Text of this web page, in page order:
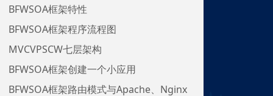
BFWSOA框架特性
BFWSOA框架程序流程图
MVCVPSCW七层架构
BFWSOA框架创建一个小应用
BFWSOA框架路由模式与Apache、Nginx